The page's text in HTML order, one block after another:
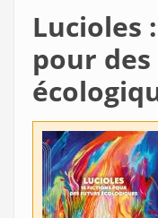
Lucioles
pour